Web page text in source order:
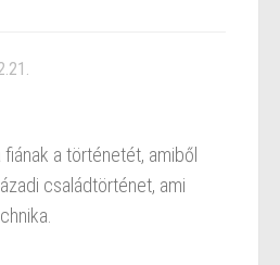
a történetét, amiből
családtörténet, ami